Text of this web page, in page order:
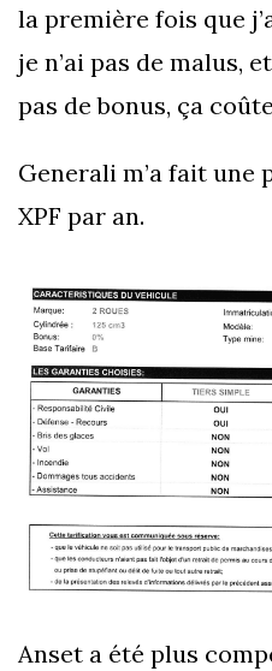
la première fois que
je n’ai pas de malus,
pas de bonus, ça
Generali m’a fait une
XPF par an.
Anset a été plus